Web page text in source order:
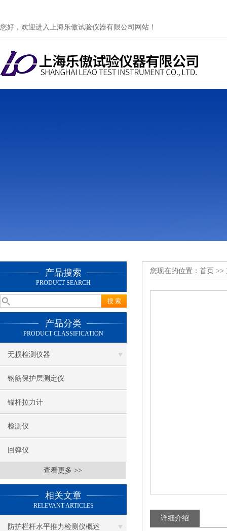
您好，欢迎进入上海乐傲试验仪器有限公司网站！
产品搜索
PRODUCT SEARCH
产品分类
PRODUCT CLASSIFICATION
无损检测仪器
钢筋保护层测定仪
锚杆拉力计
检测仪
回弹仪
查看更多 >>
相关文章
RELEVANT ARTICLES
防护栏杆水平推力检测仪概述
您现在的位置： 首页 >>
详细介绍